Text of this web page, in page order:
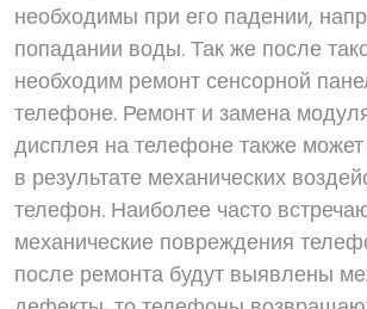
необходимы при его падении,
попадании воды. Так же после
необходим ремонт сенсорной
телефоне. Ремонт и замена
дисплея на телефоне также может
в результате механических
телефон. Наиболее часто
механические повреждения
после ремонта будут выявлены